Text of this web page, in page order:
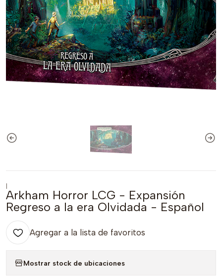
|
Arkham Horror LCG - Expansión
Regreso a la era Olvidada - Español
Agregar a la lista de favoritos
Mostrar stock de ubicaciones